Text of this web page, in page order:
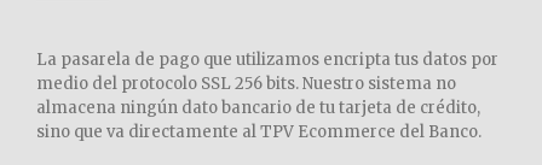
La pasarela de pago que utilizamos encripta tus datos por
medio del protocolo SSL 256 bits. Nuestro sistema no
almacena ningún dato bancario de tu tarjeta de crédito,
sino que va directamente al TPV Ecommerce del Banco.